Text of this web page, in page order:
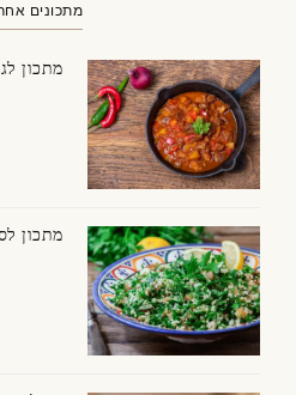
מתכונים
מתכון
מתכון